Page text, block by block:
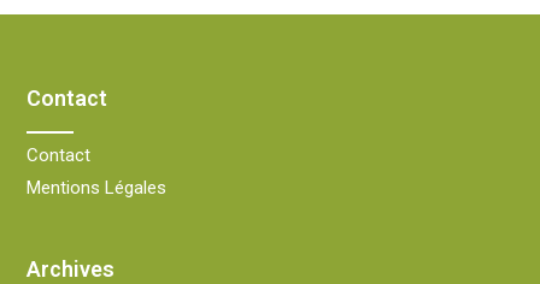
Contact
Contact
Mentions Légales
Archives